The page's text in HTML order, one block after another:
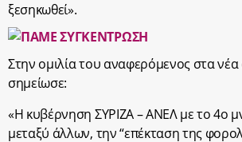
ξεσηκωθεί».
Στην ομιλία του αναφερόμενος στα νέα
σημείωσε:
«Η κυβέρνηση ΣΥΡΙΖΑ – ΑΝΕΛ με το 4ο
μεταξύ άλλων, την “επέκταση της